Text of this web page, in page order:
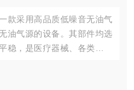
款采用高品质低噪音无油气
油气源的设备。其部件均选
稳，是医疗器械、各类分析